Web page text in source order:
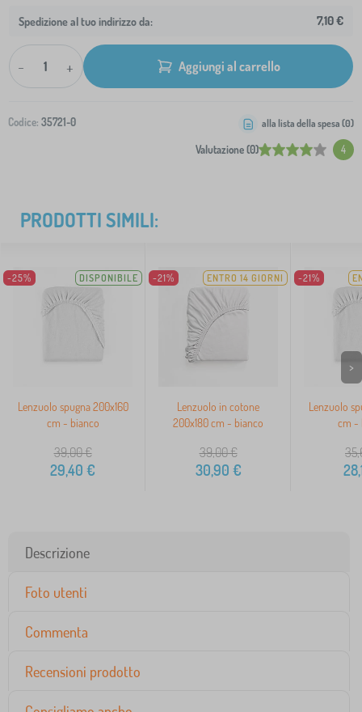
Spedizione al tuo indirizzo da: 7,10 €
- + Aggiungi al carrello
Codice: 35721-0
Valutazione (0) 4
alla lista della spesa (0)
PRODOTTI SIMILI:
-25% DISPONIBILE
Lenzuolo spugna 200x160
cm - bianco
39,00€
29,40 €
-21% ENTRO 14 GIORNI
Lenzuolo in cotone
200x180 cm - bianco
39,00€
30,90 €
-21%
Lenzuolo
cm -
>
Descrizione
Foto utenti
Commenta
Recensioni prodotto